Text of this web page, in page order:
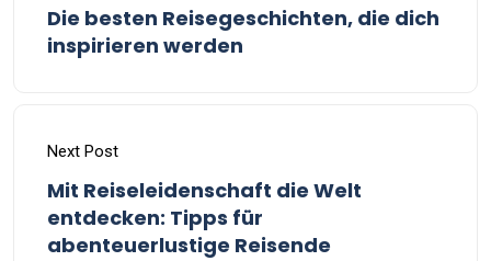
Die besten Reisegeschichten, die dich
inspirieren werden
Next Post
Mit Reiseleidenschaft die Welt
entdecken: Tipps für
abenteuerlustige Reisende